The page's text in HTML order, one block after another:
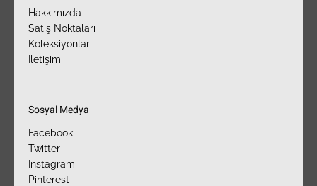
Hakkımızda
Satış Noktaları
Koleksiyonlar
İletişim
Sosyal Medya
Facebook
Twitter
Instagram
Pinterest